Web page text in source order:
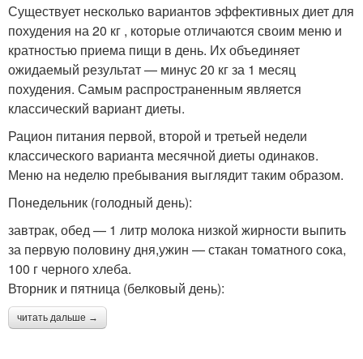
Существует несколько вариантов эффективных диет для
похудения на 20 кг , которые отличаются своим меню и
кратностью приема пищи в день. Их объединяет
ожидаемый результат — минус 20 кг за 1 месяц
похудения. Самым распространенным является
классический вариант диеты.
Рацион питания первой, второй и третьей недели
классического варианта месячной диеты одинаков.
Меню на неделю пребывания выглядит таким образом.
Понедельник (голодный день):
завтрак, обед — 1 литр молока низкой жирности выпить
за первую половину дня,ужин — стакан томатного сока,
100 г черного хлеба.
Вторник и пятница (белковый день):
читать дальше →